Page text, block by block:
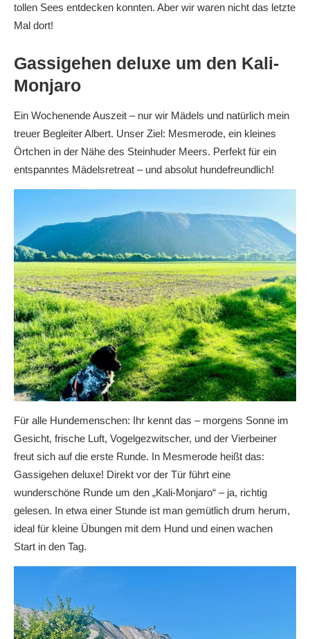
tollen Sees entdecken konnten. Aber wir waren nicht das letzte
Mal dort!
Gassigehen deluxe um den Kali-
Monjaro
Ein Wochenende Auszeit – nur wir Mädels und natürlich mein
treuer Begleiter Albert. Unser Ziel: Mesmerode, ein kleines
Örtchen in der Nähe des Steinhuder Meers. Perfekt für ein
entspanntes Mädelsretreat – und absolut hundefreundlich!
Für alle Hundemenschen: Ihr kennt das – morgens Sonne im
Gesicht, frische Luft, Vogelgezwitscher, und der Vierbeiner
freut sich auf die erste Runde. In Mesmerode heißt das:
Gassigehen deluxe! Direkt vor der Tür führt eine
wunderschöne Runde um den „Kali-Monjaro“ – ja, richtig
gelesen. In etwa einer Stunde ist man gemütlich drum herum,
ideal für kleine Übungen mit dem Hund und einen wachen
Start in den Tag.